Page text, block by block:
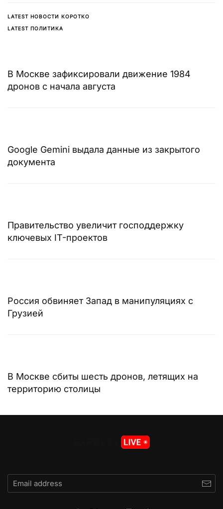
LATEST НОВОСТИ КОРОТКО
LATEST ПОЛИТИКА
В Москве зафиксировали движение 1984
дронов с начала августа
Google Gemini выдала данные из закрытого
документа
Правительство увеличит господдержку
ключевых IT-проектов
Россия обвиняет Запад в манипуляциях с
Грузией
В Москве сбиты шесть дронов, летящих на
территорию столицы